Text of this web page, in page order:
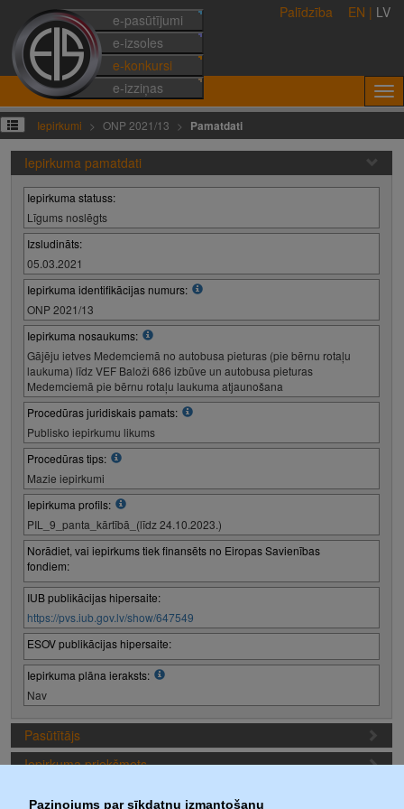
Paziņojums par sīkdatņu izmantošanu
e-pasūtījumi
e-izsoles
e-konkursi
e-izziņas
Palīdzība EN | LV
Iepirkumi ONP 2021/13 Pamatdati
Iepirkuma pamatdati
Iepirkuma statuss:
Līgums noslēgts
Izsludināts:
05.03.2021
Iepirkuma identifikācijas numurs:
ONP 2021/13
Iepirkuma nosaukums:
Gājēju ietves Medemciemā no autobusa pieturas (pie bērnu rotaļu
laukuma) līdz VEF Baloži 686 izbūve un autobusa pieturas
Medemciemā pie bērnu rotaļu laukuma atjaunošana
Procedūras juridiskais pamats:
Publisko iepirkumu likums
Procedūras tips:
Mazie iepirkumi
Iepirkuma profils:
PIL_9_panta_kārtībā_(līdz 24.10.2023.)
Norādiet, vai iepirkums tiek finansēts no Eiropas Savienības
fondiem:
IUB publikācijas hipersaite:
https://pvs.iub.gov.lv/show/647549
ESOV publikācijas hipersaite:
Iepirkuma plāna ieraksts:
Nav
Pasūtītājs
Iepirkuma priekšmets